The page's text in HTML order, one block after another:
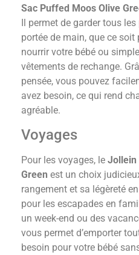
Sac Puffed Moos Olive
Il permet de garder tous
portée de main, que ce
nourrir votre bébé ou
vêtements de rechange.
pensée, vous pouvez
avez besoin, ce qui rend
agréable.
Voyages
Pour les voyages, le Jollein
Green est un choix
rangement et sa légèreté
pour les escapades en
un week-end ou des
vous permet d’emporter
besoin pour votre bébé